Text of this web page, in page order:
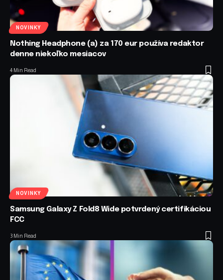
NOVINKY
Nothing Headphone (a) za 170 eur používa redaktor
denne niekoľko mesiacov
4 Min Read
NOVINKY
Samsung Galaxy Z Fold8 Wide potvrdený certifikáciou
FCC
3 Min Read